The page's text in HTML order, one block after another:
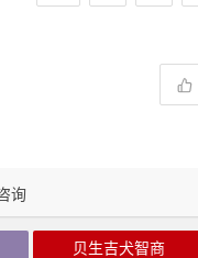
询
贝生吉犬智商